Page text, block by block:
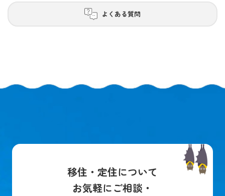
よくある質問
移住・定住について
お気軽にご相談・